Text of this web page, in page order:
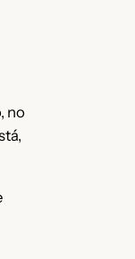
no